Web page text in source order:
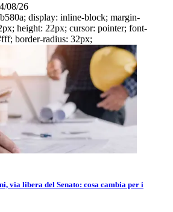
08/26
display: inline-block; margin-
height: 22px; cursor: pointer; font-
border-radius: 32px;
via libera del Senato: cosa cambia per i